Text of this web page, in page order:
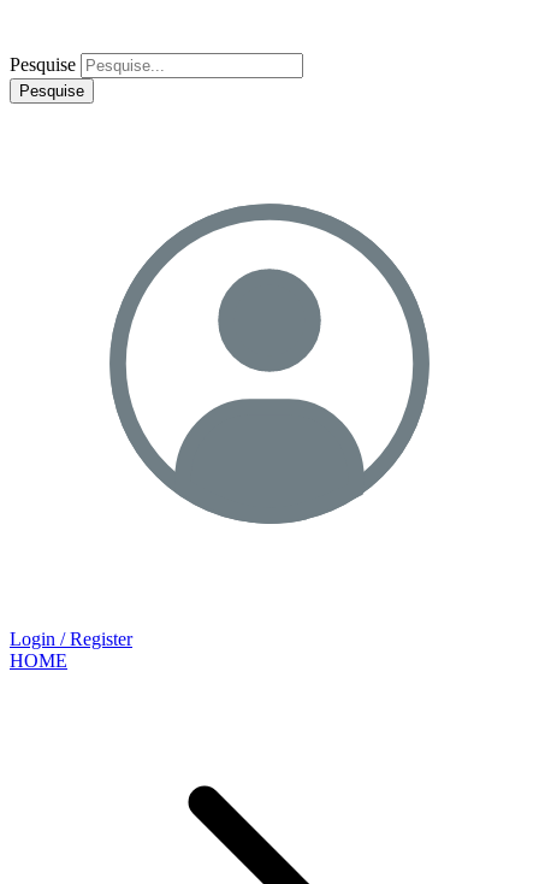
Pesquise
Pesquise
Login / Register
HOME